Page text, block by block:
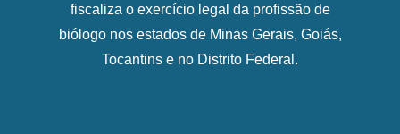
fiscaliza o exercício legal da profissão de
biólogo nos estados de Minas Gerais, Goiás,
Tocantins e no Distrito Federal.